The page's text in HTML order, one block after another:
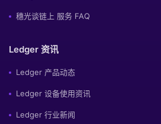
穗光谈链上 服务 FAQ
Ledger 资讯
Ledger 产品动态
Ledger 设备使用资讯
Ledger 行业新闻